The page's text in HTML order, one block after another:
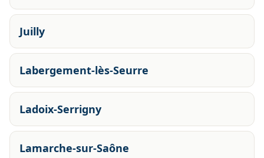
Juilly
Labergement-lès-Seurre
Ladoix-Serrigny
Lamarche-sur-Saône